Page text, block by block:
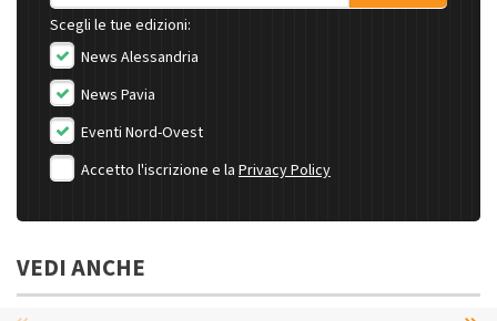
Scegli le tue edizioni:
News Alessandria
News Pavia
Eventi Nord-Ovest
Accetto l'iscrizione e la Privacy Policy
VEDI ANCHE